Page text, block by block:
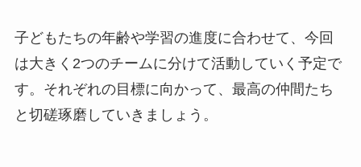
子どもたちの年齢や学習の進度に合わせて、今回
は大きく2つのチームに分けて活動していく予定で
す。それぞれの目標に向かって、最高の仲間たち
と切磋琢磨していきましょう。